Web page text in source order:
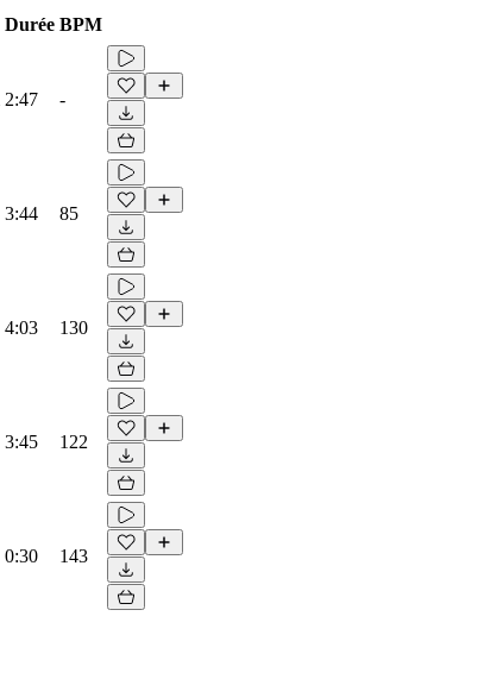
Durée BPM
2:47 -
3:44 85
4:03 130
3:45 122
0:30 143